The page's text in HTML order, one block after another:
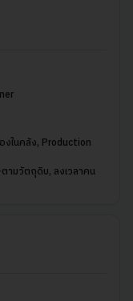
ในคลัง, Production
ามวัตถุดิบ, ลงเวลาคน